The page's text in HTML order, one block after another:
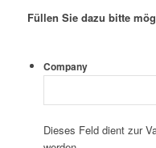
Füllen Sie dazu bitte
Company
Dieses Feld dient zur